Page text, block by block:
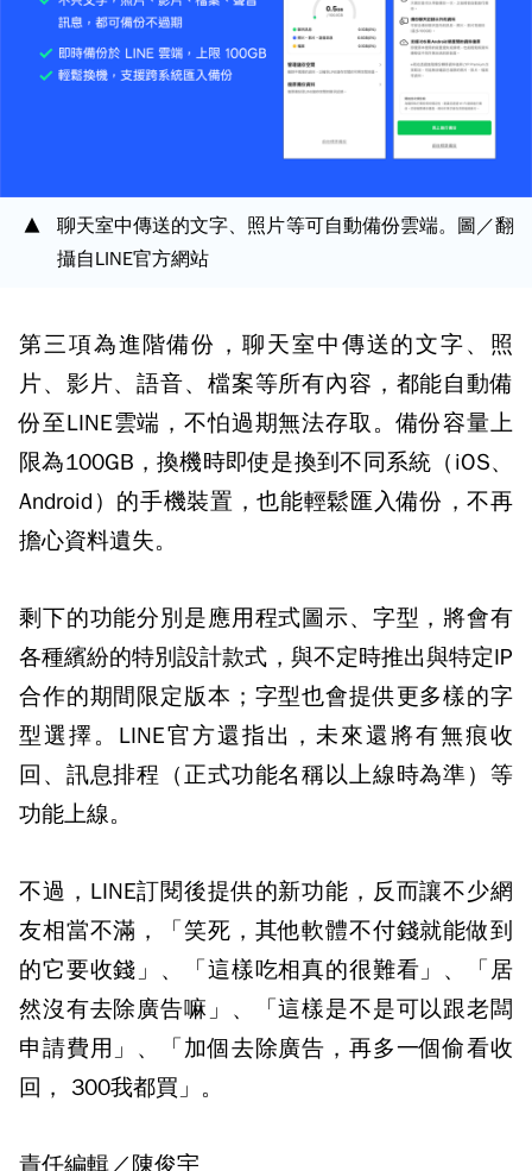
聊天室中傳送的文字、照片等可自動備份雲端。圖／翻
攝自LINE官方網站
第三項為進階備份，聊天室中傳送的文字、照
片、影片、語音、檔案等所有內容，都能自動備
份至LINE雲端，不怕過期無法存取。備份容量上
限為100GB，換機時即使是換到不同系統（iOS、
Android）的手機裝置，也能輕鬆匯入備份，不再
擔心資料遺失。
剩下的功能分別是應用程式圖示、字型，將會有
各種繽紛的特別設計款式，與不定時推出與特定IP
合作的期間限定版本；字型也會提供更多樣的字
型選擇。LINE官方還指出，未來還將有無痕收
回、訊息排程（正式功能名稱以上線時為準）等
功能上線。
不過，LINE訂閱後提供的新功能，反而讓不少網
友相當不滿，「笑死，其他軟體不付錢就能做到
的它要收錢」、「這樣吃相真的很難看」、「居
然沒有去除廣告嘛」、「這樣是不是可以跟老闆
申請費用」、「加個去除廣告，再多一個偷看收
回， 300我都買」。
責任編輯／陳俊宇